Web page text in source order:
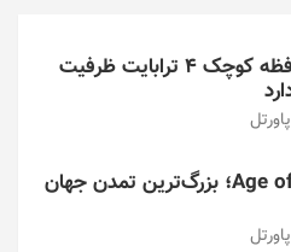
این کارت حافظه کوچک ۴ ترابایت ظرفیت
پاورتل
بازی/ Age of 2048؛ بزرگ‌ترین تمدن جهان
پاورتل